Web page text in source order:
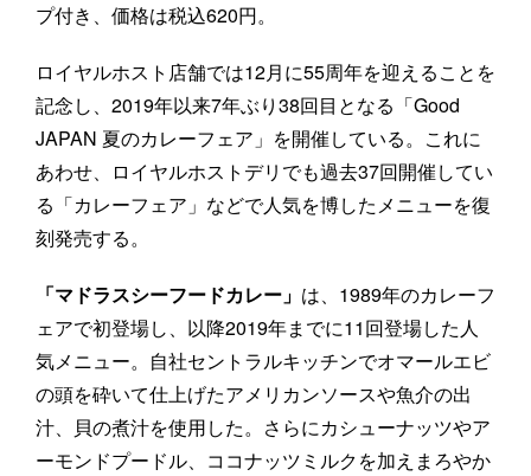
プ付き、価格は税込620円。
ロイヤルホスト店舗では12月に55周年を迎えることを
記念し、2019年以来7年ぶり38回目となる「Good
JAPAN 夏のカレーフェア」を開催している。これに
あわせ、ロイヤルホストデリでも過去37回開催してい
る「カレーフェア」などで人気を博したメニューを復
刻発売する。
「マドラスシーフードカレー」 は、1989年のカレーフ
ェアで初登場し、以降2019年までに11回登場した人
気メニュー。自社セントラルキッチンでオマールエビ
の頭を砕いて仕上げたアメリカンソースや魚介の出
汁、貝の煮汁を使用した。さらにカシューナッツやア
ーモンドプードル、ココナッツミルクを加えまろやか